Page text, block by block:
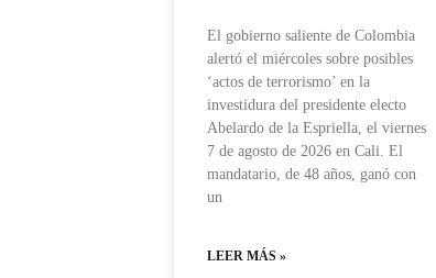
El gobierno saliente de Colombia
alertó el miércoles sobre posibles
‘actos de terrorismo’ en la
investidura del presidente electo
Abelardo de la Espriella, el viernes
7 de agosto de 2026 en Cali. El
mandatario, de 48 años, ganó con
un
LEER MÁS »